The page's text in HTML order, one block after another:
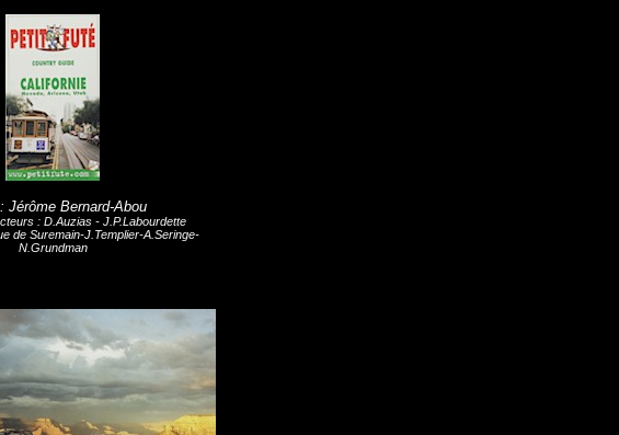
Jérôme Bernard-Abou
: D.Auzias - J.P.Labourdette
de Suremain-J.Templier-A.Seringe-
N.Grundman